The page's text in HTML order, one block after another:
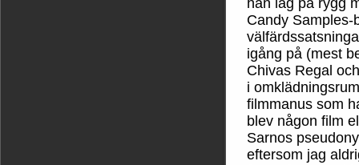
Candy
igång på (mest
Chivas Regal
i
filmmanus som
blev någon film
Sarnos
eftersom jag